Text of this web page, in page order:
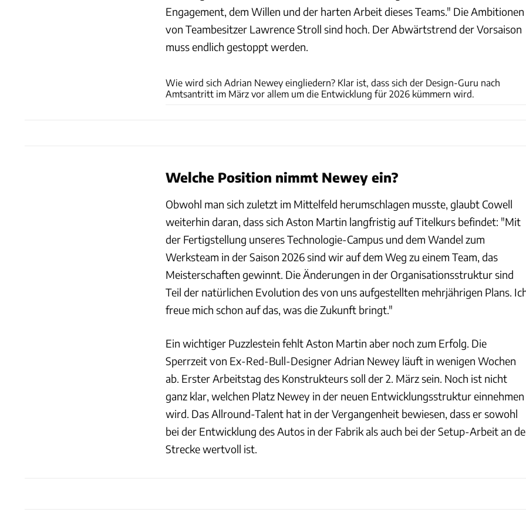
Engagement, dem Willen und der harten Arbeit dieses Teams." Die Ambitionen
von Teambesitzer Lawrence Stroll sind hoch. Der Abwärtstrend der Vorsaison
muss endlich gestoppt werden.
Wie wird sich Adrian Newey eingliedern? Klar ist, dass sich der Design-Guru nach
Amtsantritt im März vor allem um die Entwicklung für 2026 kümmern wird.
Welche Position nimmt Newey ein?
Obwohl man sich zuletzt im Mittelfeld herumschlagen musste, glaubt Cowell
weiterhin daran, dass sich Aston Martin langfristig auf Titelkurs befindet: "Mit
der Fertigstellung unseres Technologie-Campus und dem Wandel zum
Werksteam in der Saison 2026 sind wir auf dem Weg zu einem Team, das
Meisterschaften gewinnt. Die Änderungen in der Organisationsstruktur sind
Teil der natürlichen Evolution des von uns aufgestellten mehrjährigen Plans.
freue mich schon auf das, was die Zukunft bringt."
Ein wichtiger Puzzlestein fehlt Aston Martin aber noch zum Erfolg. Die
Sperrzeit von Ex-Red-Bull-Designer Adrian Newey läuft in wenigen Wochen
ab. Erster Arbeitstag des Konstrukteurs soll der 2. März sein. Noch ist nicht
ganz klar, welchen Platz Newey in der neuen Entwicklungsstruktur einnehmen
wird. Das Allround-Talent hat in der Vergangenheit bewiesen, dass er sowohl
bei der Entwicklung des Autos in der Fabrik als auch bei der Setup-Arbeit an
Strecke wertvoll ist.